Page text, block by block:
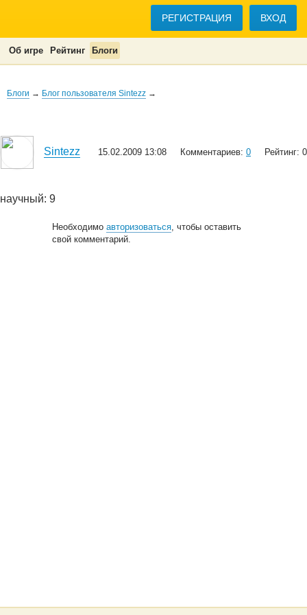
РЕГИСТРАЦИЯ ВХОД
Об игре Рейтинг Блоги
Блоги → Блог пользователя Sintezz →
Sintezz 15.02.2009 13:08 Комментариев: 0 Рейтинг: 0
научный: 9
Необходимоавторизоваться, чтобы оставить
свой комментарий.